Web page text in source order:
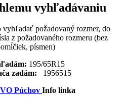
vyhľadávaniu
vyhľadať požadovaný rozmer, do
z požadovaného rozmeru (bez
písmen)
195/65R15
zadám: 1956515
Púchov Info linka